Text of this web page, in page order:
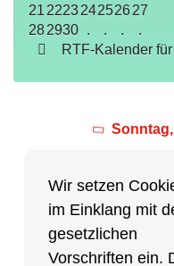
Wir setzen
im Einklang mit
gesetzlichen
Vorschriften ein.
21 222324252627
282930 . . .
.
RTF-Kalender
Partner